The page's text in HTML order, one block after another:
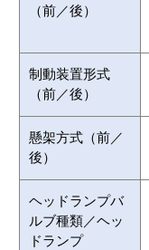
（前／後）
制動装置形式
（前／後）
懸架方式（前／
後）
ヘッドランプバ
ルブ種類／ヘッ
ドランプ